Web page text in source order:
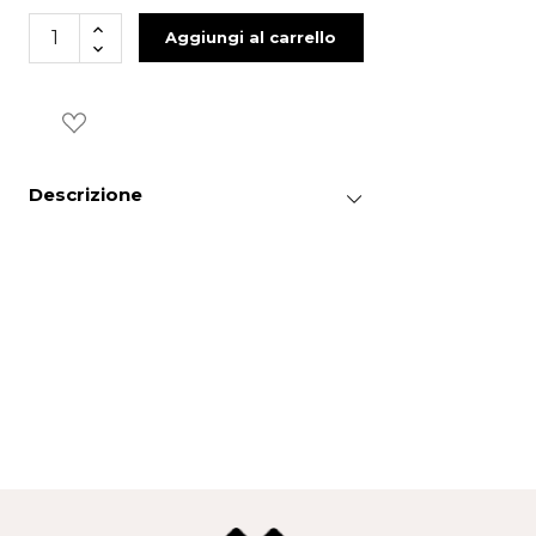
Aggiungi al carrello
Descrizione